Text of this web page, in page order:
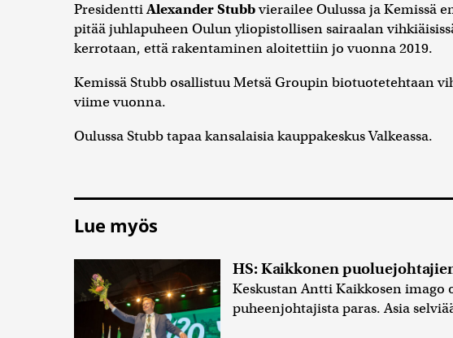
PresidenttiAlexander Stubbvierailee Oulussa ja Kemissä
pitää juhlapuheen Oulun yliopistollisen sairaalan
kerrotaan, että rakentaminen aloitettiin jo vuonna 2019.
Kemissä Stubb osallistuu Metsä Groupin biotuotetehtaan
viime vuonna.
Oulussa Stubb tapaa kansalaisia kauppakeskus Valkeassa.
Lue myös
HS: Kaikkonen
Keskustan Antti Kaikkosen
puheenjohtajista paras. Asia